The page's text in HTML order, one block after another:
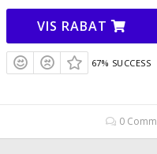
VIS RABAT
67% SUCCESS
0